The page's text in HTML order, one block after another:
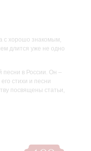
с хорошо знакомым,
длится уже не одно
песни в России. Он –
стихи и песни
посвящены статьи,